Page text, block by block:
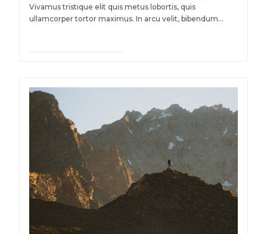
Vivamus tristique elit quis metus lobortis, quis
ullamcorper tortor maximus. In arcu velit, bibendum...